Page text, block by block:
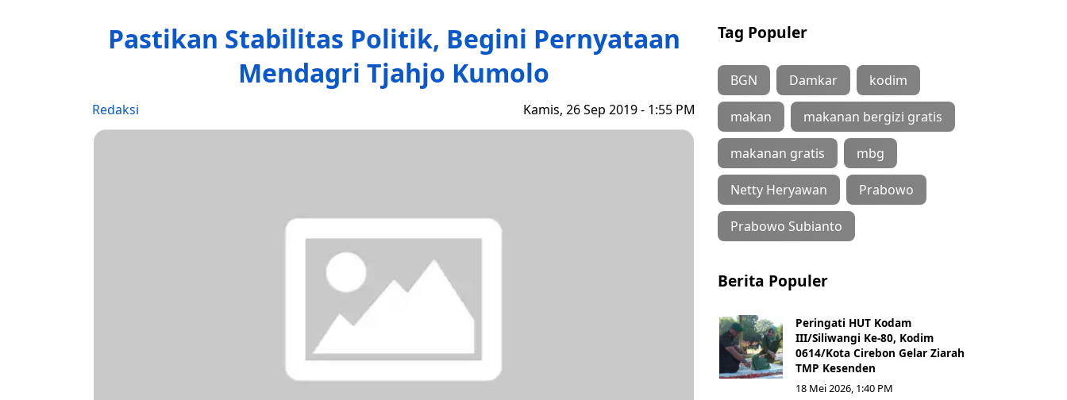
Pastikan Stabilitas Politik, Begini Pernyataan
Mendagri Tjahjo Kumolo
Redaksi Kamis, 26 Sep 2019 - 1:55 PM
Tag Populer
BGN Damkar kodim
makan makanan bergizi gratis
makanan gratis mbg
Netty Heryawan Prabowo
Prabowo Subianto
Berita Populer
Peringati HUT Kodam
III/Siliwangi Ke-80, Kodim
0614/Kota Cirebon Gelar Ziarah
TMP Kesenden
18 Mei 2026, 1:40 PM